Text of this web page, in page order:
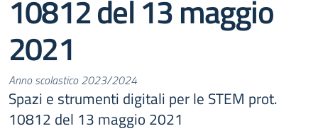
10812 del 13 maggio
2021
Anno scolastico 2023/2024
Spazi e strumenti digitali per le STEM prot.
10812 del 13 maggio 2021